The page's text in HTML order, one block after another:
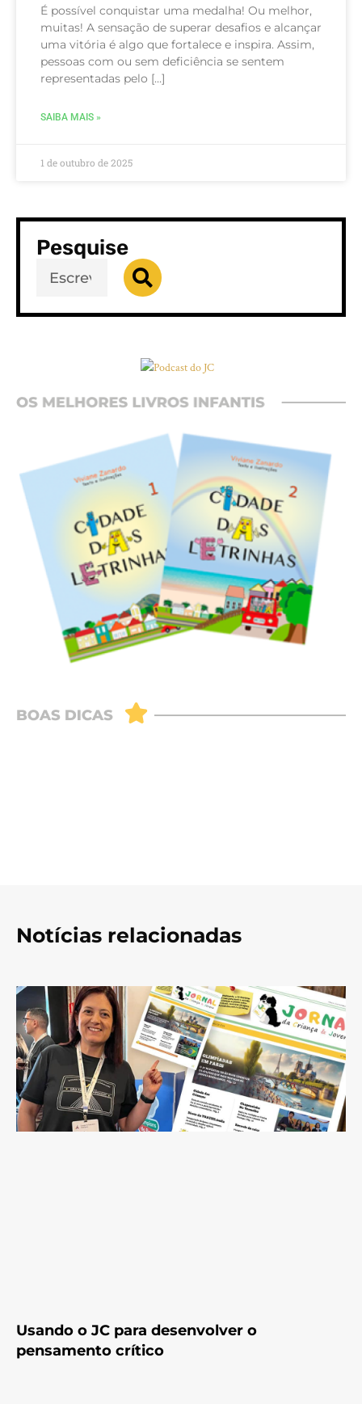
É possível conquistar uma medalha! Ou melhor,
muitas! A sensação de superar desafios e alcançar
uma vitória é algo que fortalece e inspira. Assim,
pessoas com ou sem deficiência se sentem
representadas pelo […]
SAIBA MAIS »
1 de outubro de 2025
Pesquise
Notícias relacionadas
Usando o JC para desenvolver o
pensamento crítico